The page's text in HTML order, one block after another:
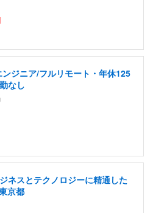
ジニア/フルリモート・年休125
なし
ネスとテクノロジーに精通した
京都